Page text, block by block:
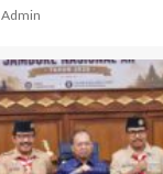
Admin